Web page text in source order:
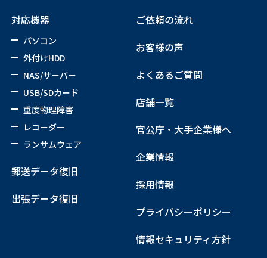
対応機器
パソコン
外付けHDD
NAS/サーバー
USB/SDカード
重度物理障害
レコーダー
ランサムウェア
郵送データ復旧
出張データ復旧
ご依頼の流れ
お客様の声
よくあるご質問
店舗一覧
官公庁・大手企業様へ
企業情報
採用情報
プライバシーポリシー
情報セキュリティ方針